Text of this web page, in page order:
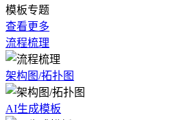
模板专题
查看更多
流程梳理
架构图/拓扑图
AI生成模板